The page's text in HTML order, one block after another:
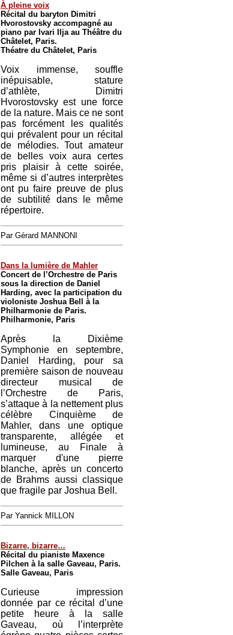
À pleine voix
Récital du baryton Dimitri
Hvorostovsky accompagné au
piano par Ivari Ilja au Théâtre du
Châtelet, Paris.
Théatre du Châtelet, Paris
Voix immense, souffle
inépuisable, stature
d’athlète, Dimitri
Hvorostovsky est une force
de la nature. Mais ce ne sont
pas forcément les qualités
qui prévalent pour un récital
de mélodies. Tout amateur
de belles voix aura certes
pris plaisir à cette soirée,
même si d’autres interprètes
ont pu faire preuve de plus
de subtilité dans le même
répertoire.
Par Gérard MANNONI
Dans la lumière de Mahler
Concert de l’Orchestre de Paris
sous la direction de Daniel
Harding, avec la participation du
violoniste Joshua Bell à la
Philharmonie de Paris.
Philharmonie, Paris
Après la Dixième
Symphonie en septembre,
Daniel Harding, pour sa
première saison de nouveau
directeur musical de
l’Orchestre de Paris,
s’attaque à la nettement plus
célèbre Cinquième de
Mahler, dans une optique
transparente, allégée et
lumineuse, au Finale à
marquer d'une pierre
blanche, après un concerto
de Brahms aussi classique
que fragile par Joshua Bell.
Par Yannick MILLON
Bizarre, bizarre…
Récital du pianiste Maxence
Pilchen à la salle Gaveau, Paris.
Salle Gaveau, Paris
Curieuse impression
donnée par ce récital d’une
petite heure à la salle
Gaveau, où l’interprète